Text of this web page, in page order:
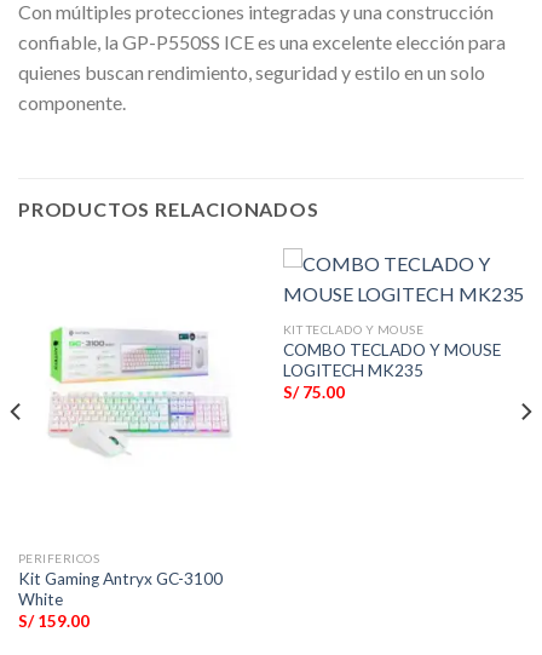
Con múltiples protecciones integradas y una construcción
confiable, la GP-P550SS ICE es una excelente elección para
quienes buscan rendimiento, seguridad y estilo en un solo
componente.
PRODUCTOS RELACIONADOS
PERIFERICOS
Kit Gaming Antryx GC-3100
White
S/159.00
KIT TECLADO Y MOUSE
COMBO TECLADO Y MOUSE
LOGITECH MK235
S/75.00